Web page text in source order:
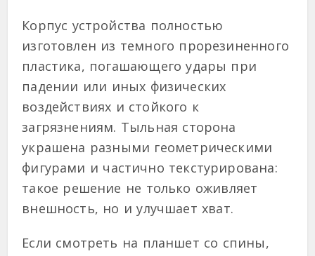
Корпус устройства полностью
изготовлен из темного прорезиненного
пластика, погашающего удары при
падении или иных физических
воздействиях и стойкого к
загрязнениям. Тыльная сторона
украшена разными геометрическими
фигурами и частично текстурирована:
такое решение не только оживляет
внешность, но и улучшает хват.
Если смотреть на планшет со спины,